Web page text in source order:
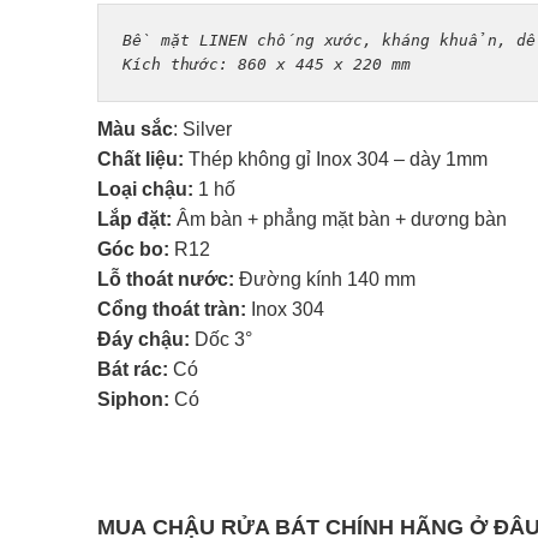
Bề mặt LINEN chống xước, kháng khuẩn,
Kích thước: 860 x 445 x 220 mm
Màu sắc: Silver
Chất liệu: Thép không gỉ Inox 304 – dày 1mm
Loại chậu: 1 hố
Lắp đặt: Âm bàn + phẳng mặt bàn + dương bàn
Góc bo: R12
Lỗ thoát nước: Đường kính 140 mm
Cổng thoát tràn: Inox 304
Đáy chậu: Dốc 3°
Bát rác: Có
Siphon: Có
MUA CHẬU RỬA BÁT CHÍNH HÃNG Ở